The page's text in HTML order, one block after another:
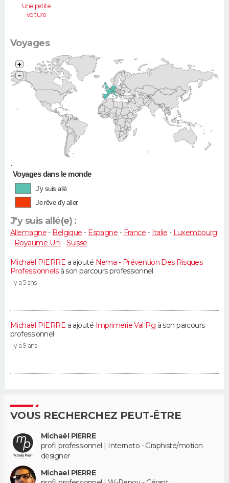
Une petite
voiture
Voyages
•
+
−
Voyages dans le monde
J'y suis allé
Je rêve d'y aller
J'y suis allé(e) :
Allemagne- Belgique - Espagne - France - Italie - Luxembourg
- Royaume-Uni -Suisse
Michaël PIERRE a ajouté Nema - Prévention Des Risques
Professionnelsà son parcours professionnel
il y a 5 ans
Michaël PIERRE a ajouté Imprimerie Val Pg à son parcours
professionnel
il y a 9 ans
VOUS RECHERCHEZ PEUT-ÊTRE
Michaël PIERRE
profil professionnel | Interneto - Graphiste/motion
designer
Michael PIERRE